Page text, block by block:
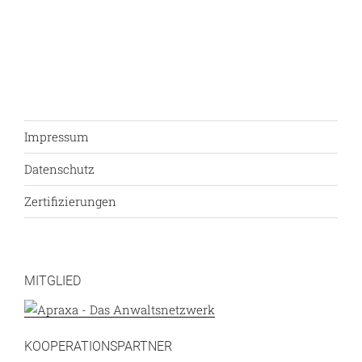
Impressum
Datenschutz
Zertifizierungen
MITGLIED
KOOPERATIONSPARTNER